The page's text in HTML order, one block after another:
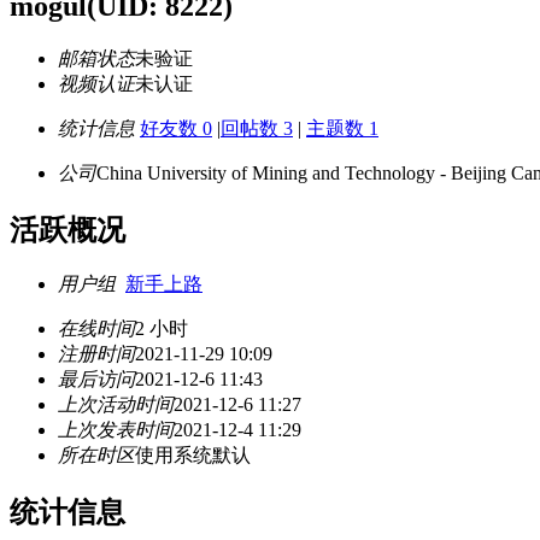
邮箱状态未验证
视频认证未认证
统计信息 好友数 0 |回帖数 3 | 主题数 1
公司China University of Mining and Technology - Beijing
活跃概况
用户组 新手上路
在线时间2 小时
注册时间2021-11-29 10:09
最后访问2021-12-6 11:43
上次活动时间2021-12-6 11:27
上次发表时间2021-12-4 11:29
所在时区使用系统默认
统计信息